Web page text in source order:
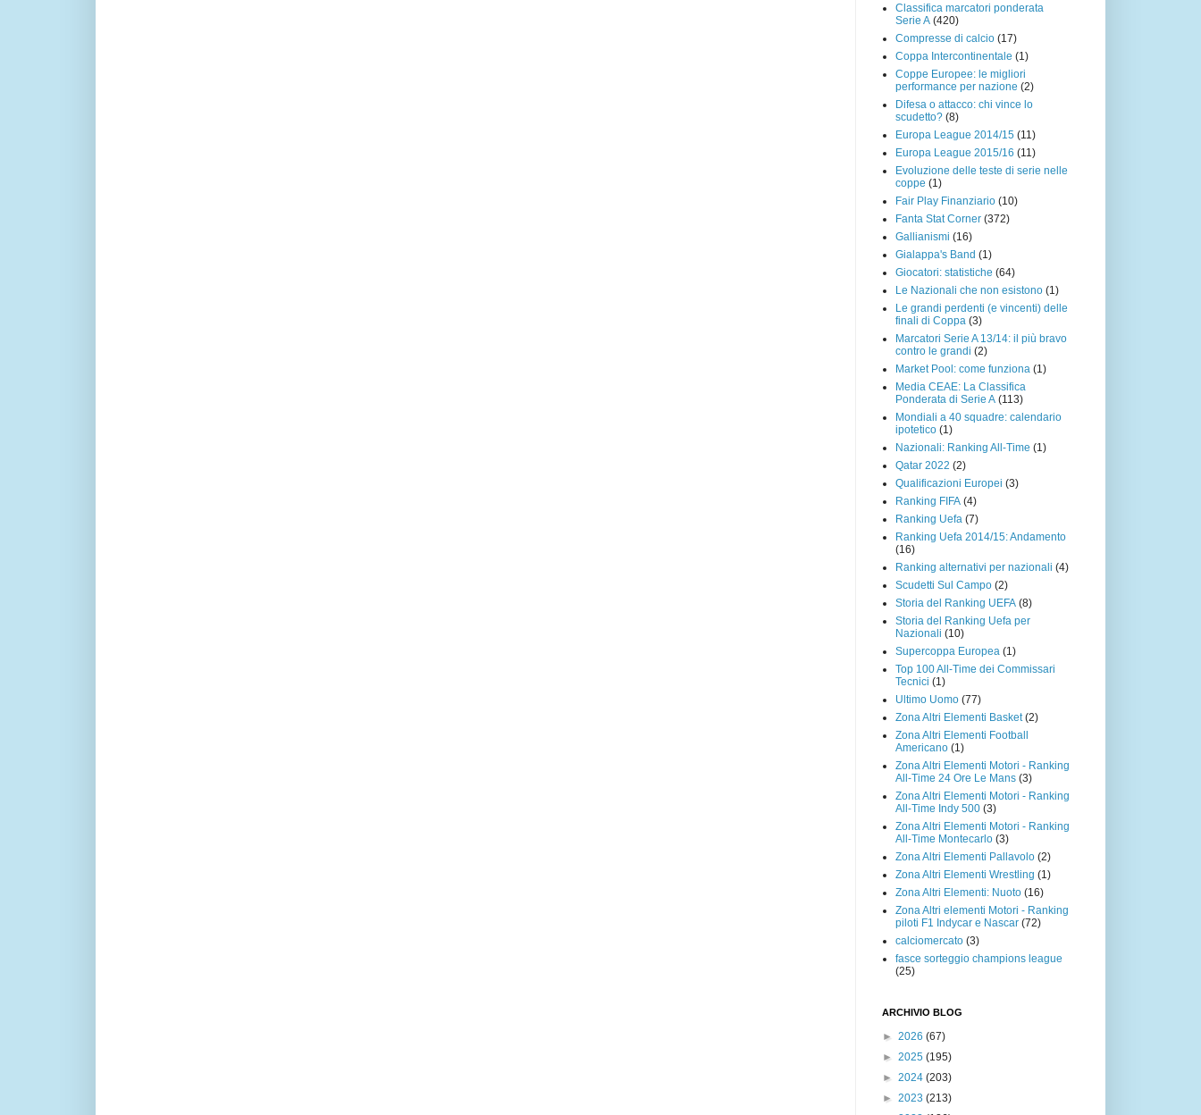
Classifica marcatori ponderata
Serie A (420)
Compresse di calcio (17)
Coppa Intercontinentale (1)
Coppe Europee: le migliori
performance per nazione (2)
Difesa o attacco: chi vince lo
scudetto? (8)
Europa League 2014/15 (11)
Europa League 2015/16 (11)
Evoluzione delle teste di serie nelle
coppe (1)
Fair Play Finanziario (10)
Fanta Stat Corner (372)
Gallianismi (16)
Gialappa's Band (1)
Giocatori: statistiche (64)
Le Nazionali che non esistono (1)
Le grandi perdenti (e vincenti) delle
finali di Coppa (3)
Marcatori Serie A 13/14: il più bravo
contro le grandi (2)
Market Pool: come funziona (1)
Media CEAE: La Classifica
Ponderata di Serie A (113)
Mondiali a 40 squadre: calendario
ipotetico (1)
Nazionali: Ranking All-Time (1)
Qatar 2022 (2)
Qualificazioni Europei (3)
Ranking FIFA (4)
Ranking Uefa (7)
Ranking Uefa 2014/15: Andamento
(16)
Ranking alternativi per nazionali (4)
Scudetti Sul Campo (2)
Storia del Ranking UEFA (8)
Storia del Ranking Uefa per
Nazionali (10)
Supercoppa Europea (1)
Top 100 All-Time dei Commissari
Tecnici (1)
Ultimo Uomo (77)
Zona Altri Elementi Basket (2)
Zona Altri Elementi Football
Americano (1)
Zona Altri Elementi Motori - Ranking
All-Time 24 Ore Le Mans (3)
Zona Altri Elementi Motori - Ranking
All-Time Indy 500 (3)
Zona Altri Elementi Motori - Ranking
All-Time Montecarlo (3)
Zona Altri Elementi Pallavolo (2)
Zona Altri Elementi Wrestling (1)
Zona Altri Elementi: Nuoto (16)
Zona Altri elementi Motori - Ranking
piloti F1 Indycar e Nascar (72)
calciomercato (3)
fasce sorteggio champions league
(25)
ARCHIVIO BLOG
► 2026 (67)
► 2025 (195)
► 2024 (203)
► 2023 (213)